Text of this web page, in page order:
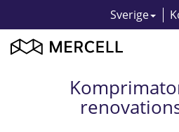
Sverige